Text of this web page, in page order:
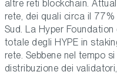
altre reti blockchain.
rete, dei quali circa il
Sud. La Hyper
totale degli HYPE in
rete. Sebbene nel tempo
distribuzione dei